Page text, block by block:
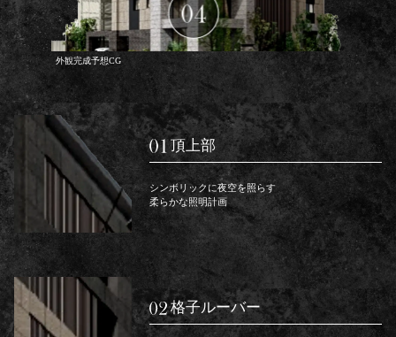
外観完成予想CG
頂上部
シンボリックに夜空を照らす
柔らかな照明計画
格子ルーバー